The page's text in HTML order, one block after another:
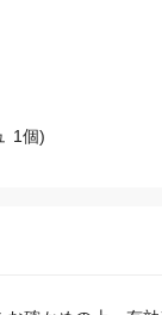
1個)